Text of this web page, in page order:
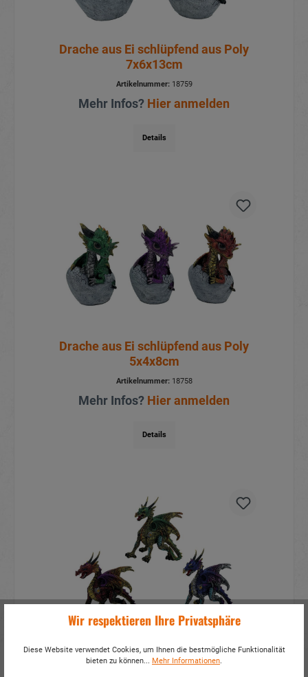
Drache aus Ei schlüpfend aus Poly
7x6x13cm
Artikelnummer:18759
Mehr Infos? Hier anmelden
Details
Drache aus Ei schlüpfend aus Poly
5x4x8cm
Artikelnummer:18758
Mehr Infos? Hier anmelden
Details
Drache aus Poly 11x6x11cm
Wir respektieren Ihre Privatsphäre
Diese Website verwendet Cookies, um Ihnen die bestmögliche Funktionalität
bieten zu können... Mehr Informationen.